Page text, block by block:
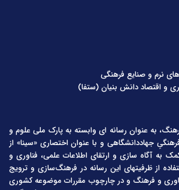
نرم و صنایع فرهنگی
و اقتصاد دانش بنیان (ستفا)
به عنوان رسانه ای وابسته به پارک ملی علوم و
جهاددانشگاهی و با عنوان اختصاری «سینا» از
به منظور کمک به آگاه سازی و ارتقای اطلاعات علمی، فناوری و
از ظرفیتهای این رسانه در فرهنگ‌سازی و ترویج
و فرهنگ و در چارچوب مقررات موضوعه کشوری